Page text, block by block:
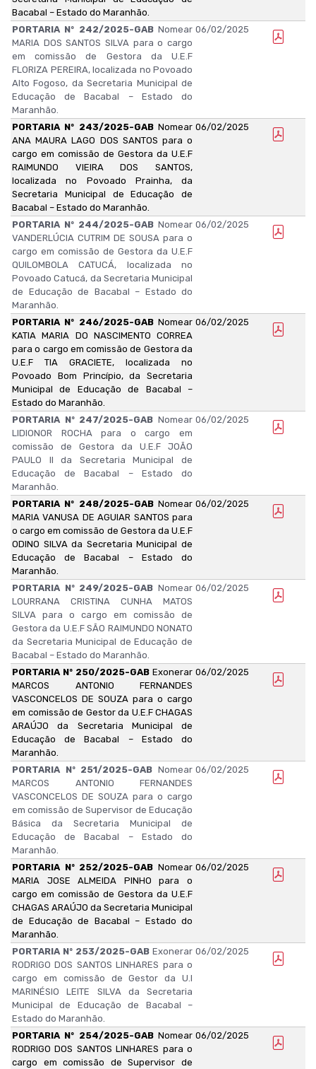
Bacabal – Estado do Maranhão.
PORTARIA Nº 242/2025-GAB Nomear
MARIA DOS SANTOS SILVA para o cargo
em comissão de Gestora da U.E.F
FLORIZA PEREIRA, localizada no Povoado
Alto Fogoso, da Secretaria Municipal de
Educação de Bacabal – Estado do
Maranhão.
06/02/2025
PORTARIA Nº 243/2025-GAB Nomear
ANA MAURA LAGO DOS SANTOS para o
cargo em comissão de Gestora da U.E.F
RAIMUNDO VIEIRA DOS SANTOS,
localizada no Povoado Prainha, da
Secretaria Municipal de Educação de
Bacabal – Estado do Maranhão.
06/02/2025
PORTARIA Nº 244/2025-GAB Nomear
VANDERLÚCIA CUTRIM DE SOUSA para o
cargo em comissão de Gestora da U.E.F
QUILOMBOLA CATUCÁ, localizada no
Povoado Catucá, da Secretaria Municipal
de Educação de Bacabal – Estado do
Maranhão.
06/02/2025
PORTARIA Nº 246/2025-GAB Nomear
KATIA MARIA DO NASCIMENTO CORREA
para o cargo em comissão de Gestora da
U.E.F TIA GRACIETE, localizada no
Povoado Bom Princípio, da Secretaria
Municipal de Educação de Bacabal –
Estado do Maranhão.
06/02/2025
PORTARIA Nº 247/2025-GAB Nomear
LIDIONOR ROCHA para o cargo em
comissão de Gestora da U.E.F JOÃO
PAULO II da Secretaria Municipal de
Educação de Bacabal – Estado do
Maranhão.
06/02/2025
PORTARIA Nº 248/2025-GAB Nomear
MARIA VANUSA DE AGUIAR SANTOS para
o cargo em comissão de Gestora da U.E.F
ODINO SILVA da Secretaria Municipal de
Educação de Bacabal – Estado do
Maranhão.
06/02/2025
PORTARIA Nº 249/2025-GAB Nomear
LOURRANA CRISTINA CUNHA MATOS
SILVA para o cargo em comissão de
Gestora da U.E.F SÃO RAIMUNDO NONATO
da Secretaria Municipal de Educação de
Bacabal – Estado do Maranhão.
06/02/2025
PORTARIA Nº 250/2025-GAB Exonerar
MARCOS ANTONIO FERNANDES
VASCONCELOS DE SOUZA para o cargo
em comissão de Gestor da U.E.F CHAGAS
ARAÚJO da Secretaria Municipal de
Educação de Bacabal – Estado do
Maranhão.
06/02/2025
PORTARIA Nº 251/2025-GAB Nomear
MARCOS ANTONIO FERNANDES
VASCONCELOS DE SOUZA para o cargo
em comissão de Supervisor de Educação
Básica da Secretaria Municipal de
Educação de Bacabal – Estado do
Maranhão.
06/02/2025
PORTARIA Nº 252/2025-GAB Nomear
MARIA JOSE ALMEIDA PINHO para o
cargo em comissão de Gestora da U.E.F
CHAGAS ARAÚJO da Secretaria Municipal
de Educação de Bacabal – Estado do
Maranhão.
06/02/2025
PORTARIA Nº 253/2025-GAB Exonerar
RODRIGO DOS SANTOS LINHARES para o
cargo em comissão de Gestor da U.I
MARINÉSIO LEITE SILVA da Secretaria
Municipal de Educação de Bacabal –
Estado do Maranhão.
06/02/2025
PORTARIA Nº 254/2025-GAB Nomear
RODRIGO DOS SANTOS LINHARES para o
cargo em comissão de Supervisor de
06/02/2025